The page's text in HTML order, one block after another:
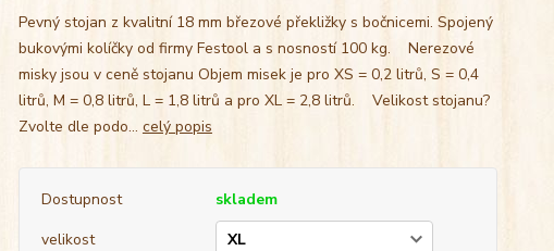
Pevný stojan z kvalitní 18 mm březové překližky s bočnicemi. Spojený
bukovými kolíčky od firmy Festool a s nosností 100 kg. Nerezové
misky jsou v ceně stojanu Objem misek je pro XS = 0,2 litrů, S = 0,4
litrů, M = 0,8 litrů, L = 1,8 litrů a pro XL = 2,8 litrů. Velikost stojanu?
Zvolte dle podo... celý popis
Dostupnost
skladem
velikost